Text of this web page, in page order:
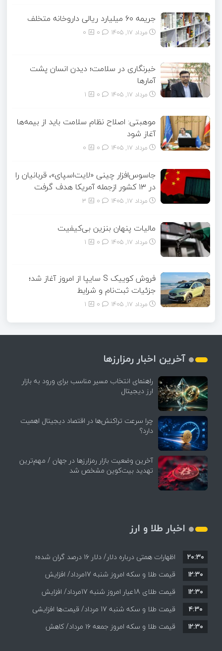
جریمه ۶۰ میلیارد ریالی داروخانه متخلف
مرداد ۱۷, ۱۴۰۵ 0
خبرنگاری در سلامت؛ دیدن انسان پشت
آمارها
مرداد ۱۷, ۱۴۰۵ 1
موهبتی: اصلاح نظام سلامت باید از بیمه‌ها
آغاز شود
مرداد ۱۷, ۱۴۰۵ 0
جاسوس‌افزار چینی «لایت‌اسپای»، قربانیان را
در ۱۳ کشور ازجمله آمریکا هدف گرفت
مرداد ۱۷, ۱۴۰۵ 3
مالیات پنهان بنزین بی‌کیفیت
مرداد ۱۷, ۱۴۰۵ 1
فروش کوییک S سایپا از امروز آغاز شد؛
جزئیات ثبت‌نام و شرایط
مرداد ۱۷, ۱۴۰۵ 1
آخرین اخبار رمزارزها
راهنمای انتخاب مسیر مناسب برای ورود به بازار
ارز دیجیتال
چرا سرعت تراکنش‌ها در اقتصاد دیجیتال اهمیت
دارد؟
آخرین وضعیت بازار رمزارزها در جهان / مهم‌ترین
تهدید بیت‌کوین مشخص شد
اخبار طلا و ارز
اظهارات همتی درباره دلار/ دلار ۱۶ درصد گران شده؛
این افزایش طبیعی است
۲۰:۳۰
قیمت طلا و سکه امروز شنبه 17مرداد/ افزایش
همه قیمت ها + جدول و جزئیات
۱۲:۳۰
قیمت طلای 18عیار امروز شنبه 17مرداد/ افزایش
قیمت + جدول و جزئیات
۱۲:۳۰
قیمت طلا و سکه شنبه 17 مرداد/ قیمت‌ها افزایشی
۴:۳۰
قیمت طلا و سکه امروز جمعه ۱۶ مرداد/ کاهش
۱۲:۳۰